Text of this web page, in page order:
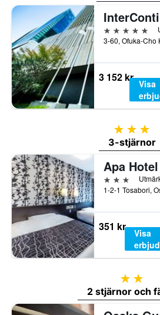
5 stjärnor
3 152 kr
Visa
3
3-stjärnor
3 stjärnor
351 kr
Visa
2
2 stjärnor och